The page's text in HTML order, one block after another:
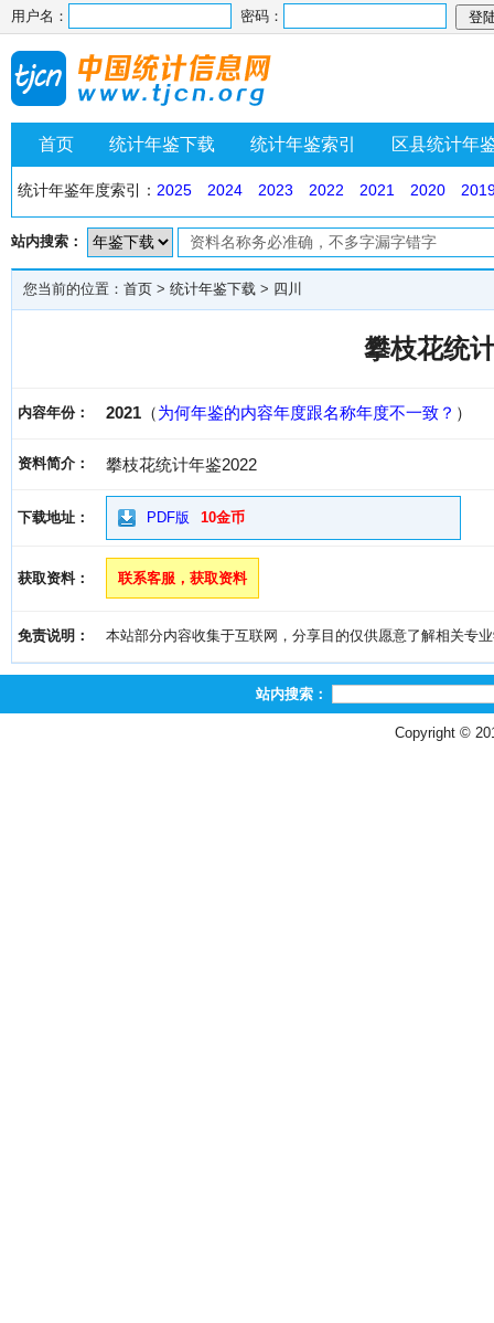
用户名： 密码：
首页 统计年鉴下载 统计年鉴索引 区县统计年
统计年鉴年度索引： 2025 2024 2023 2022 2021 2020
站内搜索：
您当前的位置： 首页 > 统计年鉴下载 > 四川
攀枝花统
内容年份： 2021 （为何年鉴的内容年度跟名称年度不一致？ ）
资料简介： 攀枝花统计年鉴2022
下载地址： PDF版 10金币
获取资料： 联系客服，获取资料
免责说明： 本站部分内容收集于互联网，分享目的仅供愿意了解相关专
站内搜索：
Copyright ©